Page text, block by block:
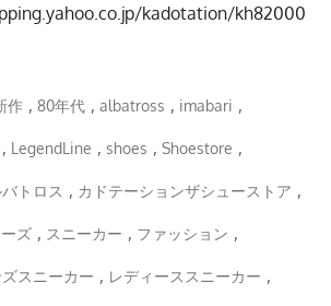
kadotation/kh82000
作 ,80年代 ,albatross , imabari ,
, LegendLine ,shoes ,Shoestore ,
トロス , カドテーションザシューストア ,
ズ , スニーカー , ファッション ,
ズスニーカー , レディーススニーカー ,